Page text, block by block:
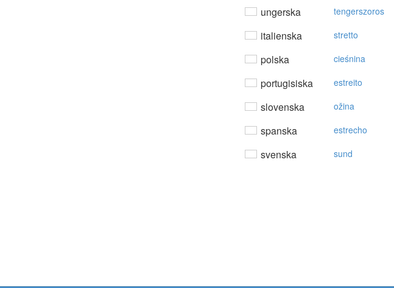
ungerska tengerszoros
italienska stretto
polska cieśnina
portugisiska estreito
slovenska ožina
spanska estrecho
svenska sund